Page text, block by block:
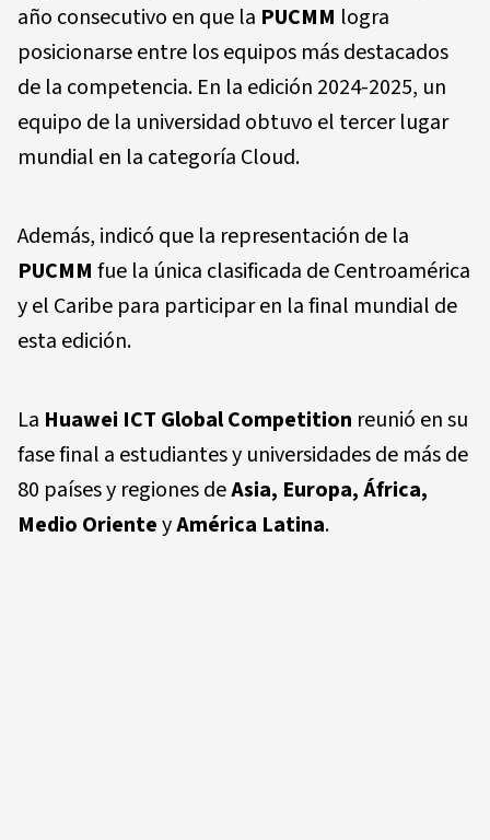
año consecutivo en que la PUCMM logra
posicionarse entre los equipos más destacados
de la competencia. En la edición 2024-2025, un
equipo de la universidad obtuvo el tercer lugar
mundial en la categoría Cloud.
Además, indicó que la representación de la
PUCMM fue la única clasificada de Centroamérica
y el Caribe para participar en la final mundial de
esta edición.
La Huawei ICT Global Competition reunió en su
fase final a estudiantes y universidades de más de
80 países y regiones deAsia, Europa, África,
Medio OrienteyAmérica Latina.